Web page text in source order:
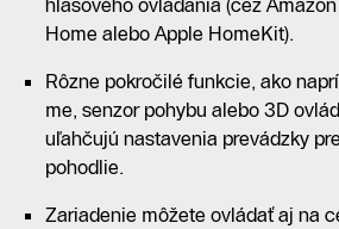
hlasového ovládania (cez
Home alebo Apple HomeKit).
Rôzne pokročilé funkcie, ako
me, senzor pohybu alebo 3D
uľahčujú nastavenia prevádzky
pohodlie.
Zariadenie môžete ovládať aj na